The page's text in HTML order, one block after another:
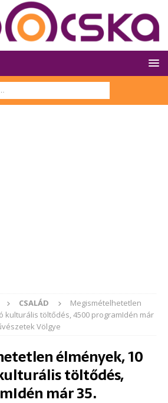
CSALÁD
Megismételhetetlen
kulturális töltődés, 4500 programIdén már
Völgye
élmények, 10
töltődés,
már 35.